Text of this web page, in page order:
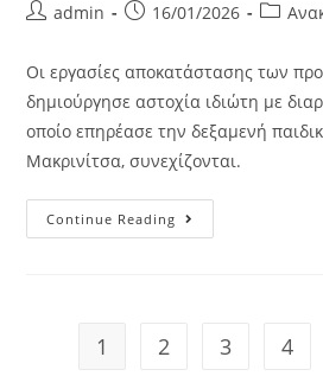
admin 16/01/2026
Οι εργασίες αποκατάστασης των
δημιούργησε αστοχία ιδιώτη με
οποίο επηρέασε την δεξαμενή
Μακρινίτσα, συνεχίζονται.
Continue Reading
1 2 3 4